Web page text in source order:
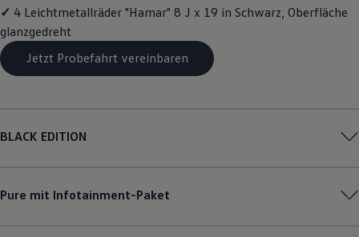
Volkswagen Kundenbetreuung
✓ 4 Leichtmetallräder "Hamar" 8 J x 19 in Schwarz, Oberfläche
glanzgedreht
Jetzt Probefahrt vereinbaren
BLACK EDITION
Pure mit Infotainment-Paket